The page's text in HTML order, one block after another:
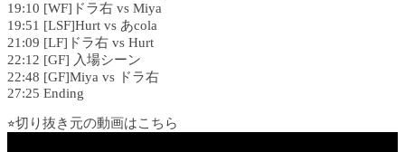
19:10 [WF]ドラ右 vs Miya
19:51 [LSF]Hurt vs あcola
21:09 [LF]ドラ右 vs Hurt
22:12 [GF] 入場シーン
22:48 [GF]Miya vs ドラ右
27:25 Ending
⭐︎切り抜き元の動画はこちら